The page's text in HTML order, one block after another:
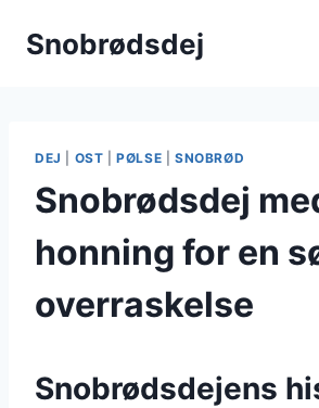
Snobrødsdej
DEJ OST |PØLSE SNOBRØD
Snobrødsdej
honning for en
overraskelse
Snobrødsdejens